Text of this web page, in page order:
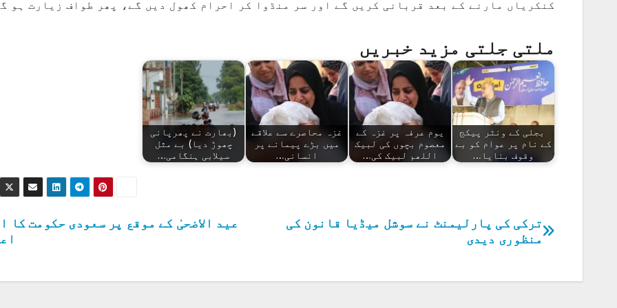
کنکریاں مارنے کے بعد قربانی کریں گے اور سر منڈوا کر احرام کھول دیں گے، پھر طواف زیارت ہو
ملتی جلتی مزید خبریں
بجلی کے ونٹر پیکج
کے نام پر عوام کو بے
وقوف بنایا…
یوم عرفہ پر غزہ کے
معصوم بچوں کی لبیک
اللھم لبیک کی…
غزہ محاصرے سے علاقے
میں بڑے پیمانے پر
انسانی…
(بھارت نے پھرپانی
چھوڑ دیا) بے مثل
سیلابی ہنگامی…
پوسٹوں
نیویگیشن
عید الاضحیٰ کے موقع پر سعودی حکومت کا
ترکی کی پارلیمنٹ نے سوشل میڈیا قانون کی
منظوری دیدی